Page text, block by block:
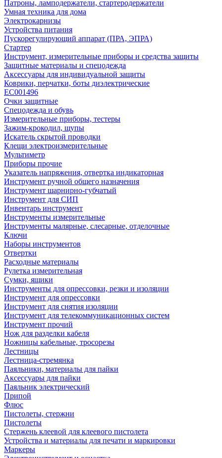
Патроны, ламподержатели, стартеродержатели
Умная техника для дома
Электрокарнизы
Устройства питания
Пускорегулирующий аппарат (ПРА, ЭПРА)
Стартер
Инструмент, измерительные приборы и средства защиты
Защитные материалы и спецодежда
Аксессуары для индивидуальной защиты
Коврики, перчатки, боты диэлектрические
EC001496
Очки защитные
Спецодежда и обувь
Измерительные приборы, тестеры
Зажим-крокодил, щупы
Искатель скрытой проводки
Клещи электроизмерительные
Мультиметр
Приборы прочие
Указатель напряжения, отвертка индикаторная
Инструмент ручной общего назначения
Инструмент шарнирно-губчатый
Инструмент для СИП
Инвентарь инструмент
Инструменты измерительные
Инструменты малярные, слесарные, отделочные
Ключи
Наборы инструментов
Отвертки
Расходные материалы
Рулетка измерительная
Сумки, ящики
Инструменты для опрессовки, резки и изоляции
Инструмент для опрессовки
Инструмент для снятия изоляции
Инструмент для телекоммуникационных систем
Инструмент прочий
Нож для разделки кабеля
Ножницы кабельные, тросорезы
Лестницы
Лестница-стремянка
Паяльники, материалы для пайки
Аксессуары для пайки
Паяльник электрический
Припой
Флюс
Пистолеты, стержни
Пистолеты
Стержень клеевой для клеевого пистолета
Устройства и материалы для печати и маркировки
Маркеры